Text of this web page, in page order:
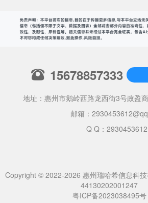
15678857333
地址：惠州市鹅岭西路龙西街3号政盈
邮箱：
Q Q：2930453612
Copyright © 2022-2026 惠州瑞哈希信息科技
44130202001247
粤ICP备2023038495号